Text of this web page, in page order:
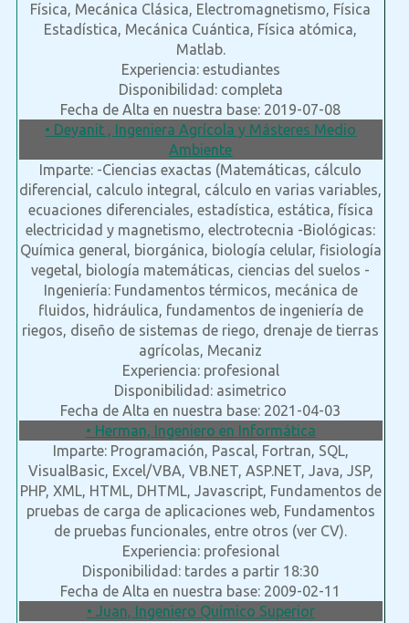
Física, Mecánica Clásica, Electromagnetismo, Física
Estadística, Mecánica Cuántica, Física atómica,
Matlab.
Experiencia: estudiantes
Disponibilidad: completa
Fecha de Alta en nuestra base: 2019-07-08
• Deyanit , Ingeniera Agrícola y Másteres Medio
Ambiente
Imparte: -Ciencias exactas (Matemáticas, cálculo
diferencial, calculo integral, cálculo en varias variables,
ecuaciones diferenciales, estadística, estática, física
electricidad y magnetismo, electrotecnia -Biológicas:
Química general, biorgánica, biología celular, fisiología
vegetal, biología matemáticas, ciencias del suelos -
Ingeniería: Fundamentos térmicos, mecánica de
fluidos, hidráulica, fundamentos de ingeniería de
riegos, diseño de sistemas de riego, drenaje de tierras
agrícolas, Mecaniz
Experiencia: profesional
Disponibilidad: asimetrico
Fecha de Alta en nuestra base: 2021-04-03
• Herman, Ingeniero en Informática
Imparte: Programación, Pascal, Fortran, SQL,
VisualBasic, Excel/VBA, VB.NET, ASP.NET, Java, JSP,
PHP, XML, HTML, DHTML, Javascript, Fundamentos de
pruebas de carga de aplicaciones web, Fundamentos
de pruebas funcionales, entre otros (ver CV).
Experiencia: profesional
Disponibilidad: tardes a partir 18:30
Fecha de Alta en nuestra base: 2009-02-11
• Juan, Ingeniero Químico Superior